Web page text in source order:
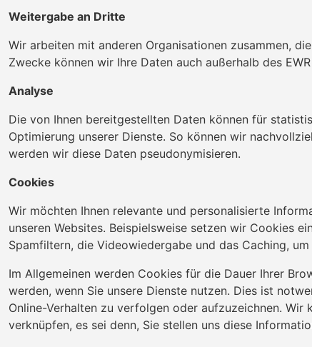
Weitergabe an Dritte
Wir arbeiten mit anderen Organisationen zusammen,
Zwecke können wir Ihre Daten auch außerhalb des
Analyse
Die von Ihnen bereitgestellten Daten können für
Optimierung unserer Dienste. So können wir
werden wir diese Daten pseudonymisieren.
Cookies
Wir möchten Ihnen relevante und personalisierte
unseren Websites. Beispielsweise setzen wir Cookies
Spamfiltern, die Videowiedergabe und das Caching,
Im Allgemeinen werden Cookies für die Dauer Ihrer
werden, wenn Sie unsere Dienste nutzen. Dies ist
Online-Verhalten zu verfolgen oder aufzuzeichnen.
verknüpfen, es sei denn, Sie stellen uns diese